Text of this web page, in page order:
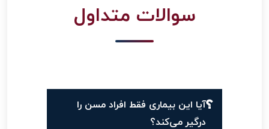
سوالات متداول
آیا این بیماری فقط افراد مسن را
درگیر می‌کند؟